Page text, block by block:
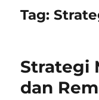
Tag:
Strategi
dan